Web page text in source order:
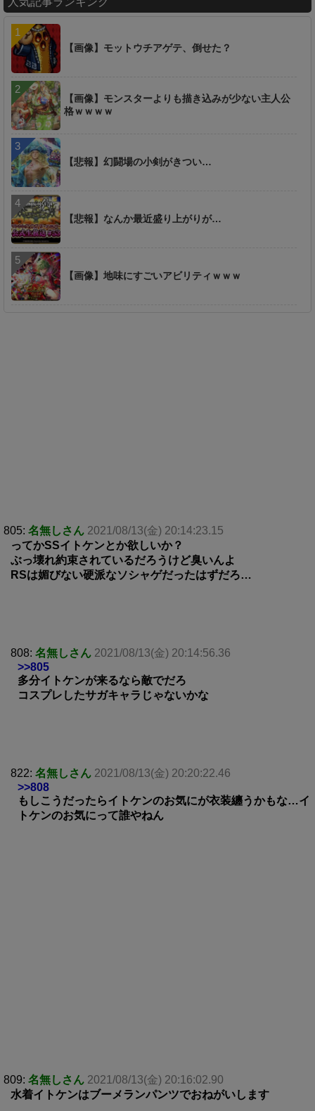
【画像】モットウチアゲテ、倒せた？
【画像】モンスターよりも描き込みが少ない主人公
格ｗｗｗｗ
【悲報】幻闘場の小剣がきつい…
【悲報】なんか最近盛り上がりが…
【画像】地味にすごいアビリティｗｗｗ
805: 名無しさん 2021/08/13(金) 20:14:23.15
ってかSSイトケンとか欲しいか？
ぶっ壊れ約束されているだろうけど臭いんよ
RSは媚びない硬派なソシャゲだったはずだろ…
808: 名無しさん 2021/08/13(金) 20:14:56.36
>>805
多分イトケンが来るなら敵でだろ
コスプレしたサガキャラじゃないかな
822: 名無しさん 2021/08/13(金) 20:20:22.46
>>808
もしこうだったらイトケンのお気にが衣装纏うかもな…イ
トケンのお気にって誰やねん
809: 名無しさん 2021/08/13(金) 20:16:02.90
水着イトケンはブーメランパンツでおねがいします